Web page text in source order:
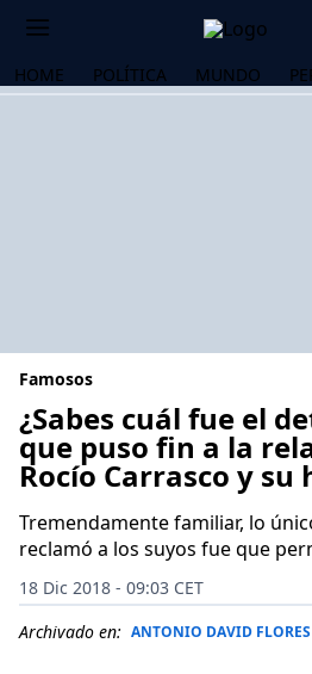
HOME POLÍTICA MUNDO
Famosos
¿Sabes cuál fue el
que puso fin a la
Rocío Carrasco y su
Tremendamente familiar, lo
reclamó a los suyos fue que
18 Dic 2018 - 09:03 CET
Archivado en: ANTONIO DAVID FLORES